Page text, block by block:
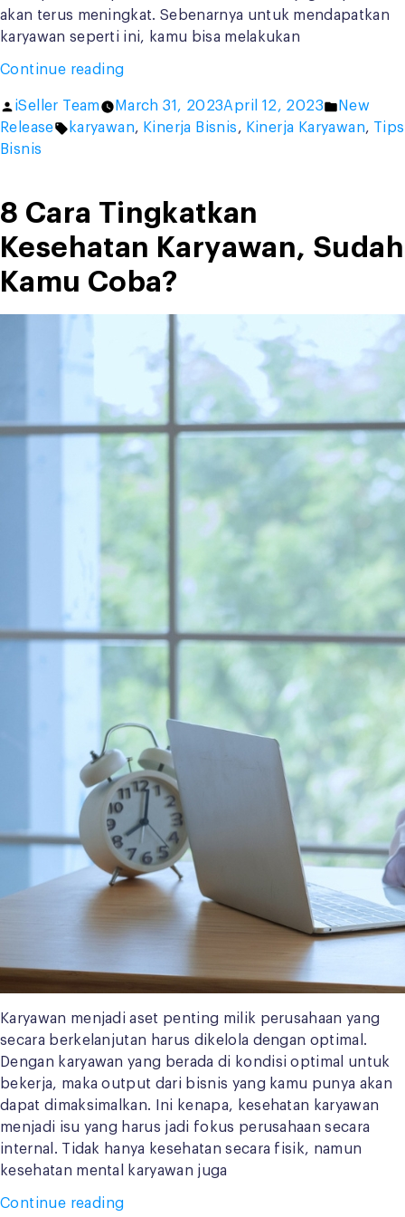
akan terus meningkat. Sebenarnya untuk mendapatkan
karyawan seperti ini, kamu bisa melakukan
Continue reading“Cara
Produktivitas
Kerja
Tipsnya!”
Posted
by
iSeller Team March 31, 2023April 12, 2023
Posted
in
New
Release
Tags:
karyawan, Kinerja Bisnis, Kinerja Karyawan, Tips
Bisnis
8 Cara Tingkatkan
Kesehatan Karyawan, Sudah
Kamu Coba?
Karyawan menjadi aset penting milik perusahaan yang
secara berkelanjutan harus dikelola dengan optimal.
Dengan karyawan yang berada di kondisi optimal untuk
bekerja, maka output dari bisnis yang kamu punya akan
dapat dimaksimalkan. Ini kenapa, kesehatan karyawan
menjadi isu yang harus jadi fokus perusahaan secara
internal. Tidak hanya kesehatan secara fisik, namun
kesehatan mental karyawan juga
Continue reading“8